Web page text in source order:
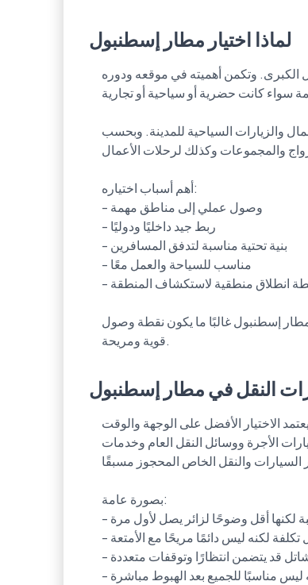
لماذا اختيار مطار إسطنبول
وتكمن أهميته في موقعه ودوره
سواء كانت حضرية أو سياحية أو تجارية.
والزيارات السياحية للمدينة. وبحسب
والمجموعات وكذلك لرحلات الأعمال.
أهم أسباب اختياره:
- وصول عملي إلى مناطق مهمة
- ربط جيد داخليًا ودوليًا
- بنية تحتية مناسبة لتدفق المسافرين
- مناسب للسياحة والعمل معًا
- نقطة انطلاق منطقية لاستكشاف المنطقة
إسطنبول غالبًا ما يكون نقطة وصول
قوية ومريحة.
النقل في مطار إسطنبول
الاختيار الأفضل على الوجهة والوقت
الأجرة ووسائل النقل العام وخدمات
السيارات والنقل الخاص المحجوز مسبقًا.
بصورة عامة:
- قد تكون سيارة الأجرة مناسبة لكنها أقل وضوحًا لزائر يصل لأول مرة
- النقل العام أقل تكلفة لكنه ليس دائمًا مريحًا مع الأمتعة
- الشاتل قد يتضمن انتظارًا وتوقفات متعددة
- استئجار السيارة يمنح استقلالية لكنه ليس مناسبًا للجميع بعد الهبوط مباشرة